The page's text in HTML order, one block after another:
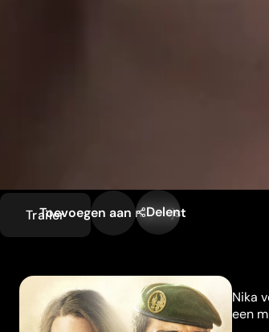
Trailer
Toevoegen aan mijn lijst
Delen
Nika
een